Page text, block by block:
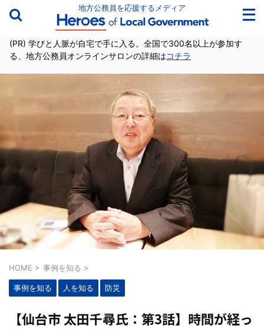
地方公務員を応援するメディア
(PR) 学びと人脈が自宅で手に入る。全国で300名以上が参加す
る、地方公務員オンラインサロンの詳細はコチラ
HOME > 事例を知る >
事例を知る 人を知る 防災
【仙台市 太田千尋氏：第3話】時間が経っ